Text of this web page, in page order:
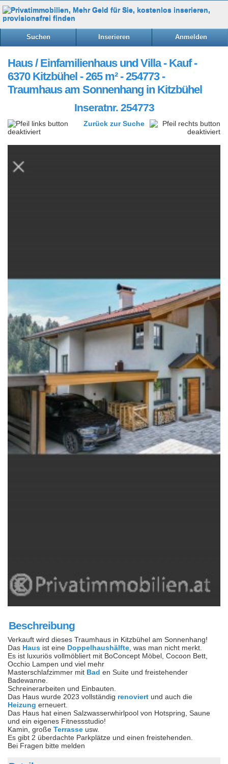
Suchen Inserieren Anmelden
Haus / Einfamilienhaus und Villa - Kauf -
6370 Kitzbühel - 265 m² - 254773 -
Traumhaus am Sonnenhang in Kitzbühel
Inseratnr. 254773
Zurück zur Suche
Beschreibung
Verkauft wird dieses Traumhaus in Kitzbühel am Sonnenhang!
Das Haus ist eine Doppelhaushälfte , was man nicht merkt.
Es ist luxuriös vollmöbliert mit BoConcept Möbel, Cocoon Bett,
Occhio Lampen und viel mehr
Masterschlafzimmer mit Bad en Suite und freistehender
Badewanne.
Schreinerarbeiten und Einbauten.
Das Haus wurde 2023 vollständig renoviert und auch die
Heizung erneuert.
Das Haus hat einen Salzwasserwhirlpool von Hotspring, Saune
und ein eigenes Fitnessstudio!
Kamin, große Terrasse usw.
Es gibt 2 überdachte Parkplätze und einen freistehenden.
Bei Fragen bitte melden